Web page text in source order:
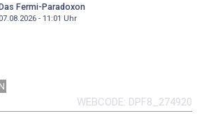
Fermi-Paradoxon
07.08.2026 - 11:01 Uhr
WEBCODE DPF8_274920